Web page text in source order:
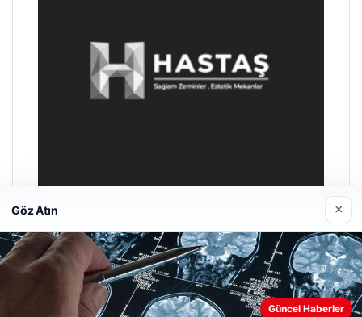
Hastaş Beton
26/05/2026
Göz Atın ×
Güncel Haberler